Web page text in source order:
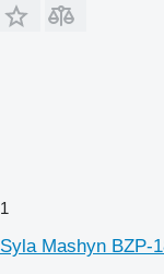
1
Syla Mashyn BZP-